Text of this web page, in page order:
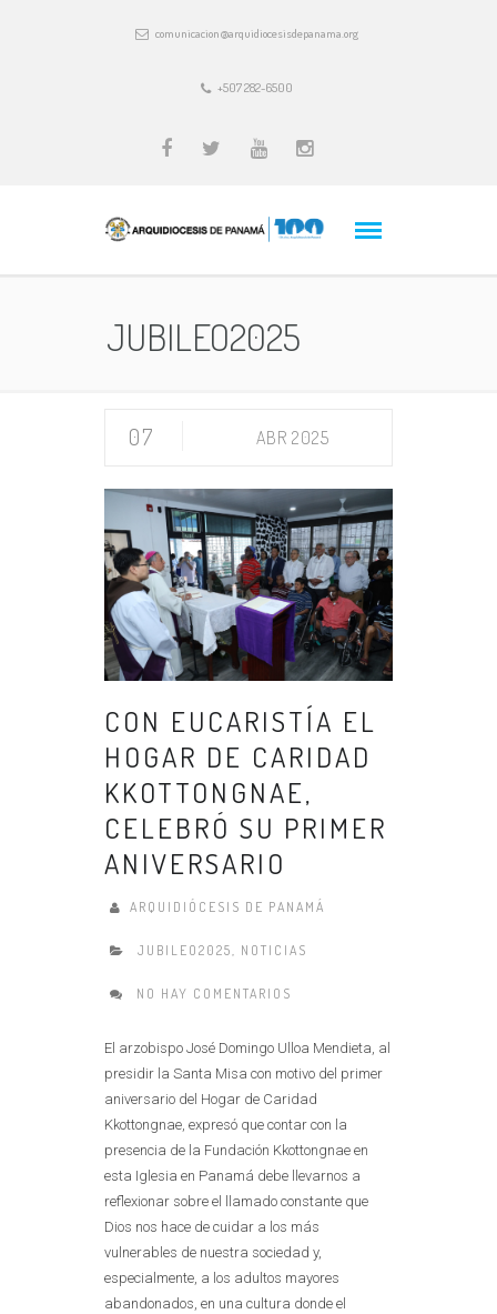
comunicacion@arquidiocesisdepanama.org
+507 282-6500
JUBILEO2025
07 ABR 2025
CON EUCARISTÍA EL
HOGAR DE CARIDAD
KKOTTONGNAE,
CELEBRÓ SU PRIMER
ANIVERSARIO
ARQUIDIÓCESIS DE PANAMÁ
JUBILEO2025, NOTICIAS
NO HAY COMENTARIOS
El arzobispo José Domingo Ulloa Mendieta, al
presidir la Santa Misa con motivo del primer
aniversario del Hogar de Caridad
Kkottongnae, expresó que contar con la
presencia de la Fundación Kkottongnae en
esta Iglesia en Panamá debe llevarnos a
reflexionar sobre el llamado constante que
Dios nos hace de cuidar a los más
vulnerables de nuestra sociedad y,
especialmente, a los adultos mayores
abandonados, en una cultura donde el